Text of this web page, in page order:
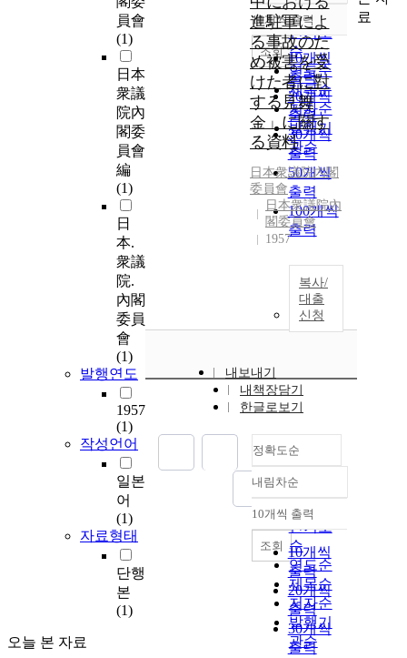
員會
(1)
日本
衆議
院內
閣委
員會
編
(1)
日
本.
衆議
院.
內閣
委員
會
(1)
발행연도
1957
(1)
작성언어
일본
어
(1)
자료형태
단행
본
(1)
오늘 본 자료
순
인기도
순
연도순
제목순
저자순
발행기
관순
내림차순
10개씩 출력
10개씩
출력
20개씩
출력
30개씩
출력
50개씩
출력
100개씩
출력
조회
進駐軍によ
る事故のた
め被害を受
けた者に對
する見舞
金」に關す
る資料
日本衆議院內閣
委員會
日本衆議院內
閣委員會
1957
복사/
대출
신청
내보내기
내책장담기
한글로보기
정확도순
정확도
순
인기도
순
연도순
제목순
저자순
발행기
관순
내림차순
내림차순
10개씩 출력
10개씩
출력
20개씩
출력
30개씩
출력
조회
료